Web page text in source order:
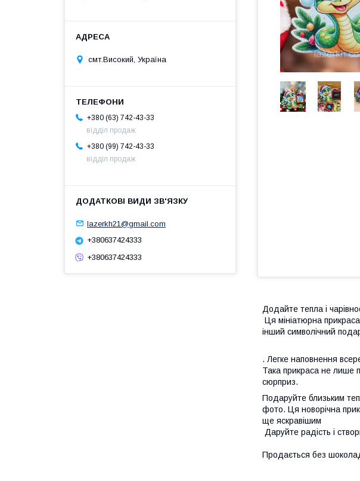
Додайте тепла і
Ця мініатюрна
інший символічний
. Легке наповнення
Така прикраса не лише
сюрприз.
Подаруйте близьким
фото. Ця новорічна
ще яскравішим
Даруйте радість і
Продається без
смт.Високий, Україна
+380 (63) 742-43-33
відділ продаж
+380 (99) 742-43-33
відділ продаж
lazerkh21@gmail.com
+380637424333
+380637424333